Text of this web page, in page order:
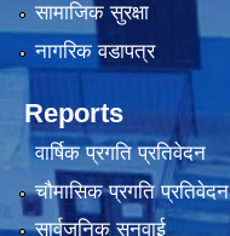
सामाजिक सुरक्षा
नागरिक वडापत्र
Reports
वार्षिक प्रगति प्रतिवेदन
चौमासिक प्रगति प्रतिवेदन
सार्वजनिक सुनुवाई